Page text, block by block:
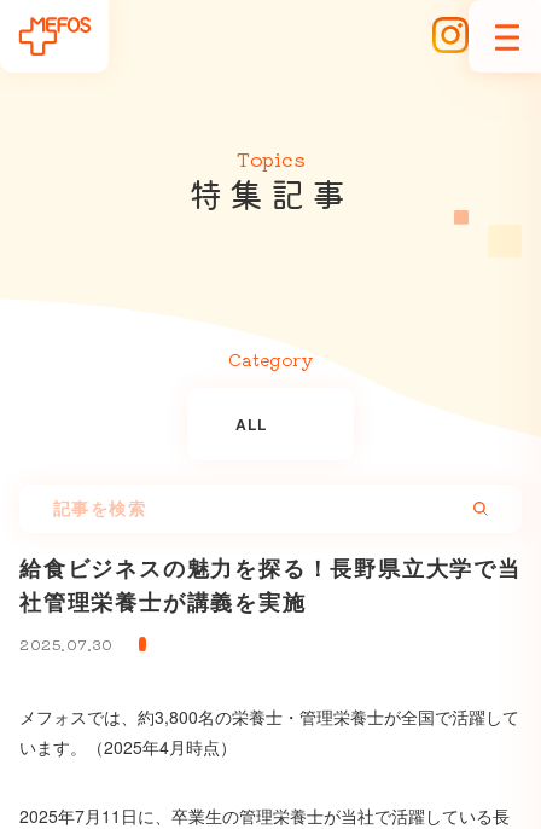
Topics
特 集 記 事
Category
ALL
給食ビジネスの魅力を探る！長野県立大学で当
社管理栄養士が講義を実施
2025.07.30
メフォスでは、約3,800名の栄養士・管理栄養士が全国で活躍して
います。（2025年4月時点）
2025年7月11日に、卒業生の管理栄養士が当社で活躍している長